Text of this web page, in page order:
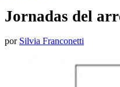
Jornadas del
por Silvia Franconetti